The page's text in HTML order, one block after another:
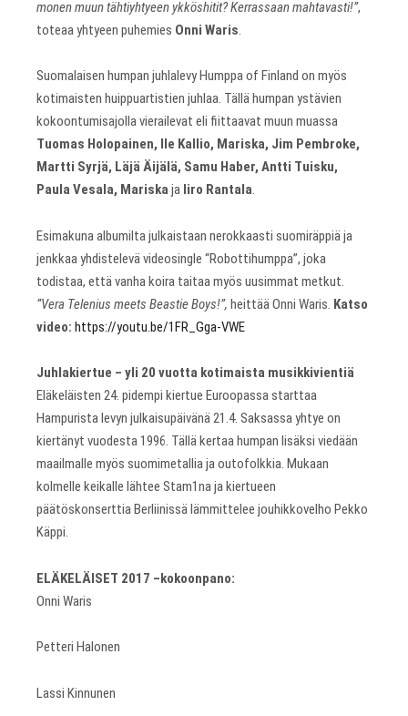
monen muun tähtiyhtyeen ykköshitit? Kerrassaan mahtavasti!”,
toteaa yhtyeen puhemies Onni Waris.
Suomalaisen humpan juhlalevy Humppa of Finland on myös
kotimaisten huippuartistien juhlaa. Tällä humpan ystävien
kokoontumisajolla vierailevat eli fiittaavat muun muassa
Tuomas Holopainen, Ile Kallio, Mariska, Jim Pembroke,
Martti Syrjä, Läjä Äijälä, Samu Haber, Antti Tuisku,
Paula Vesala, Mariskaja Iiro Rantala.
Esimakuna albumilta julkaistaan nerokkaasti suomiräppiä ja
jenkkaa yhdistelevä videosingle “Robottihumppa”, joka
todistaa, että vanha koira taitaa myös uusimmat metkut.
“Vera Telenius meets Beastie Boys!”, heittää Onni Waris. Katso
video: https://youtu.be/1FR_Gga-VWE
Juhlakiertue – yli 20 vuotta kotimaista musikkivientiä
Eläkeläisten 24. pidempi kiertue Euroopassa starttaa
Hampurista levyn julkaisupäivänä 21.4. Saksassa yhtye on
kiertänyt vuodesta 1996. Tällä kertaa humpan lisäksi viedään
maailmalle myös suomimetallia ja outofolkkia. Mukaan
kolmelle keikalle lähtee Stam1na ja kiertueen
päätöskonserttia Berliinissä lämmittelee jouhikkovelho Pekko
Käppi.
ELÄKELÄISET 2017 –kokoonpano:
Onni Waris
Petteri Halonen
Lassi Kinnunen